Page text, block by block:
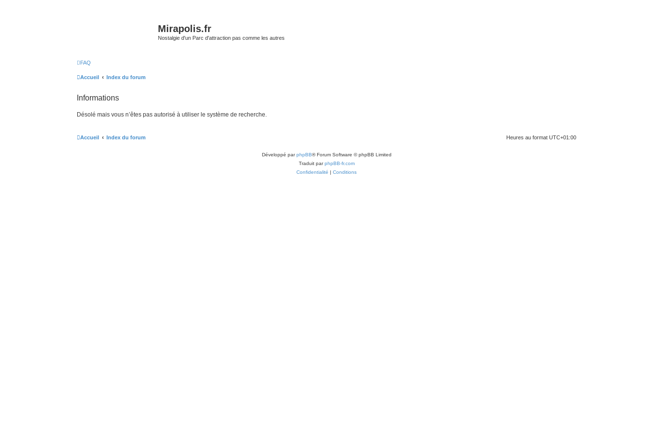
Mirapolis.fr
Nostalgie d'un Parc d'attraction pas comme les autres
FAQ
Accueil Index du forum
Informations
Désolé mais vous n’êtes pas autorisé à utiliser le système de recherche.
Accueil Index du forum Heures au format UTC+01:00
Développé parphpBB® Forum Software © phpBB Limited
Traduit parphpBB-fr.com
Confidentialité | Conditions